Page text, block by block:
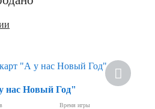
нас Новый Год"
Время игры